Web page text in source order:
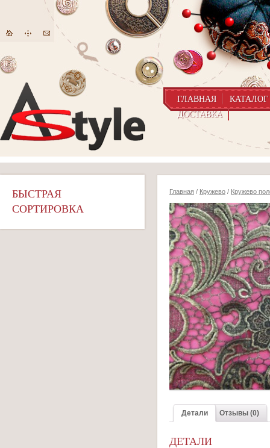
ГЛАВНАЯ
КАТАЛОГ
ДОСТАВКА
БЫСТРАЯ
СОРТИРОВКА
Главная / Кружево / Кружево
Детали Отзывы (0)
ДЕТАЛИ